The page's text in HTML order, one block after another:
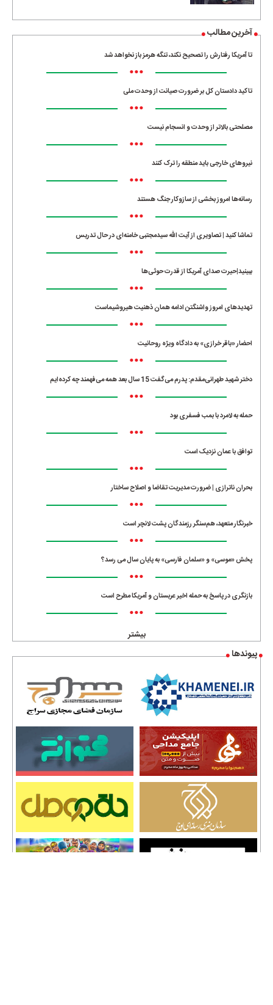
آخرین مطالب
تا آمریکا رفتارش را تصحیح نکند، تنگه هرمز باز نخواهد شد
•••
تاکید دادستان کل بر ضرورت صیانت از وحدت ملی
•••
مصلحتی بالاتر از وحدت و انسجام نیست
•••
نیروهای خارجی باید منطقه را ترک کنند
•••
رسانه‌ها امروز بخشی از سازوکار جنگ هستند
•••
تماشا کنید | تصاویری از آیت الله سیدمجتبی خامنه‌ای در حال تدریس
•••
ببینید|حیرت صدای آمریکا از قدرت حوثی‌ها
•••
تهدیدهای امروز واشنگتن ادامه همان ذهنیت هیروشیماست
•••
احضار «باقر خرازی» به دادگاه ویژه روحانیت
•••
دختر شهید طهرانی‌مقدم: پدرم می‌گفت 15 سال بعد همه می‌فهمند چه کرده‌ایم
•••
حمله به لامرد با بمب فسفری بود
•••
توافق با عمان نزدیک است
•••
بحران ناترازی | ضرورت مدیریت تقاضا و اصلاح ساختار
•••
خبرنگار متعهد، هم‌سنگر رزمندگان پشت لانچر است
•••
پخش «موسی» و «سلمان فارسی» به پایان سال می رسد؟
•••
بازنگری در پاسخ به حمله اخیر عربستان و آمریکا مطرح است
•••
بیشتر
پیوندها